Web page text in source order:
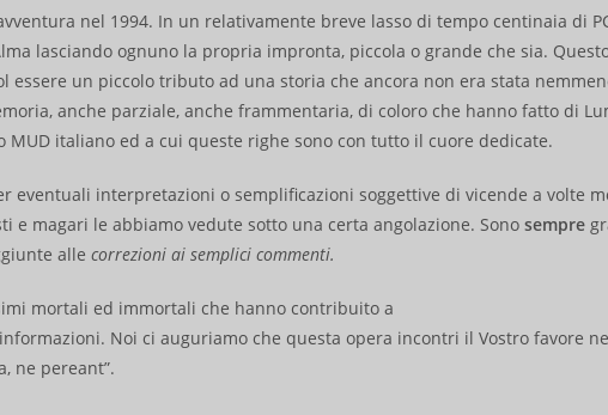
nel 1994. In un relativamente breve lasso di tempo centinaia di
lasciando ognuno la propria impronta, piccola o grande che sia.
essere un piccolo tributo ad una storia che ancora non era stata
anche parziale, anche frammentaria, di coloro che hanno fatto di
italiano ed a cui queste righe sono con tutto il cuore dedicate.
eventuali interpretazioni o semplificazioni soggettive di vicende a volte
e magari le abbiamo vedute sotto una certa angolazione. Sono sempre
alle correzioni ai semplici commenti.
mortali ed immortali che hanno contribuito a
Noi ci auguriamo che questa opera incontri il Vostro favore
ne pereant”.